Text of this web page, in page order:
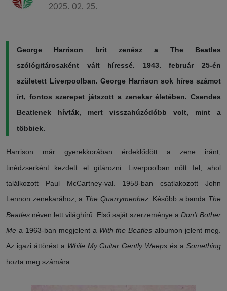
2025. 02. 25.
George Harrison brit zenész a The Beatles
szólógitárosaként vált híressé. 1943. február 25-én
született Liverpoolban. George Harrison sok híres számot
írt, fontos szerepet játszott a zenekar életében. Csendes
Beatlenek hívták, mert visszahúzódóbb volt, mint a
többiek.
Harrison már gyerekkorában érdeklődött a zene iránt,
tinédzserként kezdett el gitározni. Liverpoolban nőtt fel, ahol
találkozott Paul McCartney-val. 1958-ban csatlakozott John
Lennon zenekarához, a The Quarrymenhez. Később a banda The
Beatles néven lett világhírű. Első saját szerzeménye a Don’t Bother
Me a 1963-ban megjelent a With the Beatles albumon jelent meg.
Az igazi áttörést a While My Guitar Gently Weeps és aSomething
hozta meg számára.